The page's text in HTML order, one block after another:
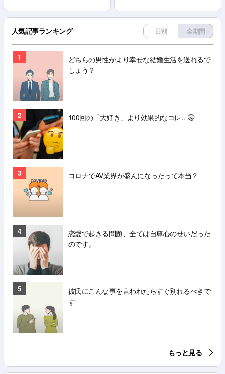
人気記事ランキング 日別 全期間
1
どちらの男性がより幸せな結婚生活を送れるで
しょう？
2 100回の「大好き」より効果的なコレ…🤫
3 コロナでAV業界が盛んになったって本当？
4
恋愛で起きる問題、全ては自尊心のせいだった
のです。
5
彼氏にこんな事を言われたらすぐ別れるべきで
す
もっと見る